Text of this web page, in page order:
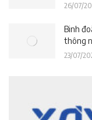
26/07/
Binh
thông
23/07/